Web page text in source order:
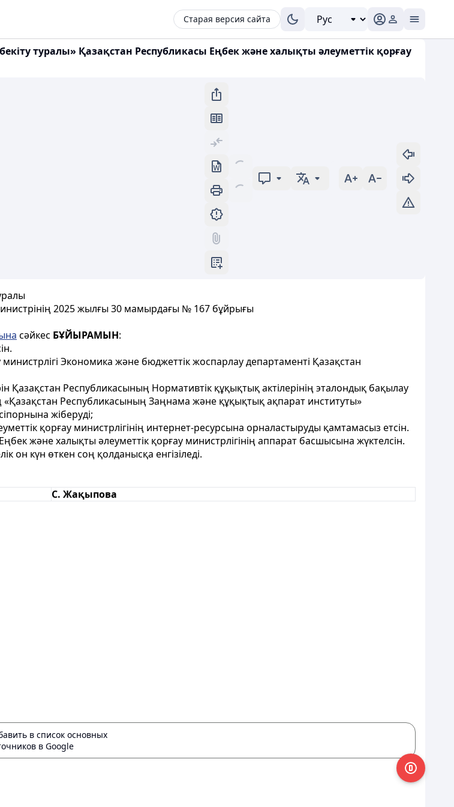
Старая версия сайта
туралы» Қазақстан Республикасы Еңбек және халықты әлеуметтік қорғау
2025 жылғы 30 мамырдағы № 167 бұйрығы
сәйкес БҰЙЫРАМЫН:
Экономика және бюджеттік жоспарлау департаменті Қазақстан
Қазақстан Республикасының Нормативтік құқықтық актілерінің эталондық бақылау
«Қазақстан Республикасының Заңнама және құқықтық ақпарат институты»
жіберуді;
қорғау министрлігінің интернет-ресурсына орналастыруды қамтамасыз етсін.
және халықты әлеуметтік қорғау министрлігінің аппарат басшысына жүктелсін.
он күн өткен соң қолданысқа енгізіледі.
С. Жақыпова
в список основных
в Google